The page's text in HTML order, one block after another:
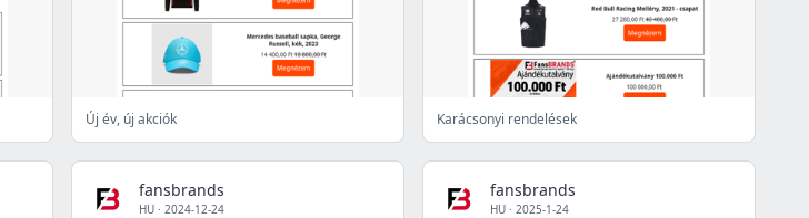
Új év, új akciók Karácsonyi rendelések
fansbrands
HU · 2024-12-24
fansbrands
HU · 2025-1-24